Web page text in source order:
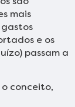
mais
e os
passam a
conceito,